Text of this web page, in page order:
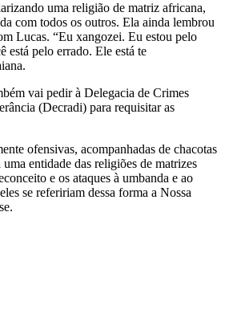
uma religião de matriz africana,
com todos os outros. Ela ainda lembrou
Lucas. “Eu xangozei. Eu estou pelo
está pelo errado. Ele está te
vai pedir à Delegacia de Crimes
(Decradi) para requisitar as
ofensivas, acompanhadas de chacotas
entidade das religiões de matrizes
e os ataques à umbanda e ao
se refeririam dessa forma a Nossa